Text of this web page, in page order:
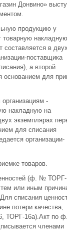
Донвино»
продукцию у
товарную накладную
составляется в
поставщика
а второй
для
-
накладную на
экземплярах
для списания
организации-
товаров.
(ф. № ТОРГ-
или иным
списания
потери качества,
ТОРГ-16а).Акт по
членами